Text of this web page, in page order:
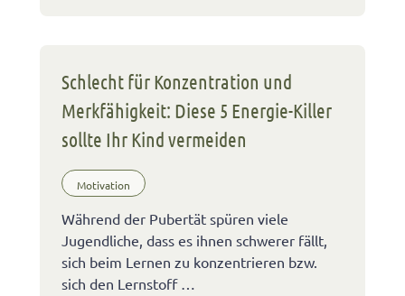
Schlecht für Konzentration und
Merkfähigkeit: Diese 5 Energie-Killer
sollte Ihr Kind vermeiden
Motivation
Während der Pubertät spüren viele
Jugendliche, dass es ihnen schwerer fällt,
sich beim Lernen zu konzentrieren bzw.
sich den Lernstoff …